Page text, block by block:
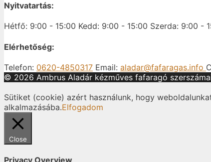
Nyitvatartás:
Hétfő: 9:00 - 15:00 Kedd: 9:00 - 15:00 Szerda: 9:00 -
Elérhetőség:
Telefon: 0620-4850317 Email: aladar@fafaragas.info
© 2026 Ambrus Aladár kézműves fafaragó
Sütiket (cookie) azért használunk, hogy
alkalmazásába.Elfogadom
Close